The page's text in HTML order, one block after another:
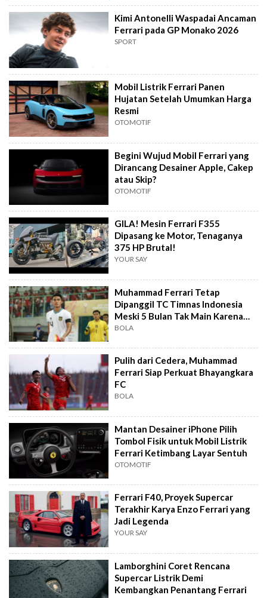
Kimi Antonelli Waspadai Ancaman
Ferrari pada GP Monako 2026
SPORT
Mobil Listrik Ferrari Panen
Hujatan Setelah Umumkan Harga
Resmi
OTOMOTIF
Begini Wujud Mobil Ferrari yang
Dirancang Desainer Apple, Cakep
atau Skip?
OTOMOTIF
GILA! Mesin Ferrari F355
Dipasang ke Motor, Tenaganya
375 HP Brutal!
YOUR SAY
Muhammad Ferrari Tetap
Dipanggil TC Timnas Indonesia
Meski 5 Bulan Tak Main Karena
Cedera
BOLA
Pulih dari Cedera, Muhammad
Ferrari Siap Perkuat Bhayangkara
FC
BOLA
Mantan Desainer iPhone Pilih
Tombol Fisik untuk Mobil Listrik
Ferrari Ketimbang Layar Sentuh
OTOMOTIF
Ferrari F40, Proyek Supercar
Terakhir Karya Enzo Ferrari yang
Jadi Legenda
YOUR SAY
Lamborghini Coret Rencana
Supercar Listrik Demi
Kembangkan Penantang Ferrari